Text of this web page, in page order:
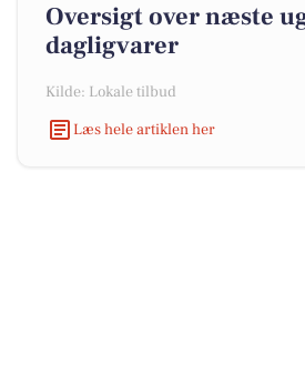
Oversigt over næste
dagligvarer
Kilde: Lokale tilbud
Læs hele artiklen her